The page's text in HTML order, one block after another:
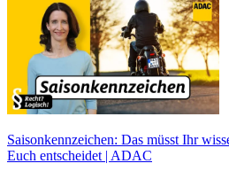
Saisonkennzeichen: Das müsst Ihr
Euch entscheidet | ADAC